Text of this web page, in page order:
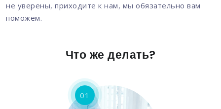
не уверены, приходите к нам, мы обязательно вам
поможем.
Что же делать?
01